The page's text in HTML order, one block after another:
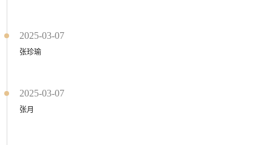
2025-03-07
张珍瑜
2025-03-07
张月